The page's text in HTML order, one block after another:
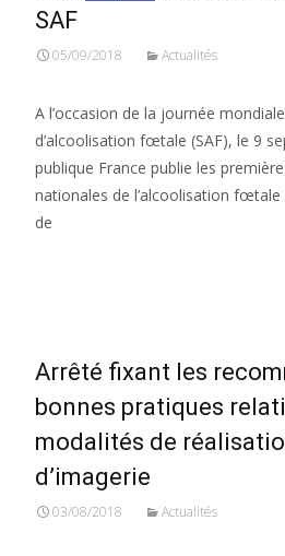
SAF
05/09/2018 Actualités
A l’occasion de la journée
d’alcoolisation fœtale (SAF), le 9
publique France publie les
nationales de l’alcoolisation
de
Arrêté fixant les
bonnes pratiques
modalités de
d’imagerie
03/08/2018 Actualités